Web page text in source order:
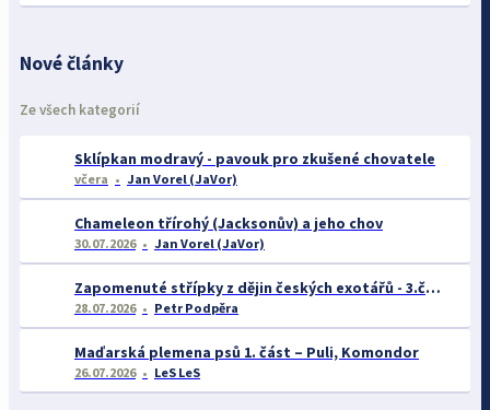
Nové články
Ze všech kategorií
Sklípkan modravý - pavouk pro zkušené chovatele
včera Jan Vorel (JaVor)
Chameleon třírohý (Jacksonův) a jeho chov
30.07.2026 Jan Vorel (JaVor)
Zapomenuté střípky z dějin českých exotářů - 3.část
28.07.2026 Petr Podpěra
Maďarská plemena psů 1. část – Puli, Komondor
26.07.2026 LeS LeS